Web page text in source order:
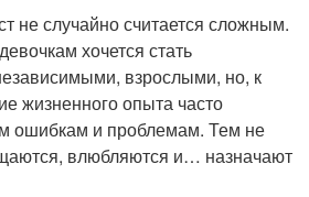
не случайно считается сложным.
хочется стать
взрослыми, но, к
жизненного опыта часто
ошибкам и проблемам. Тем не
влюбляются и… назначают